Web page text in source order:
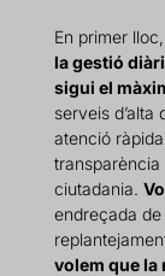
En primer lloc,
la gestió
sigui el
serveis
atenció
transparència
ciutadania.
endreçada
volem que Ia